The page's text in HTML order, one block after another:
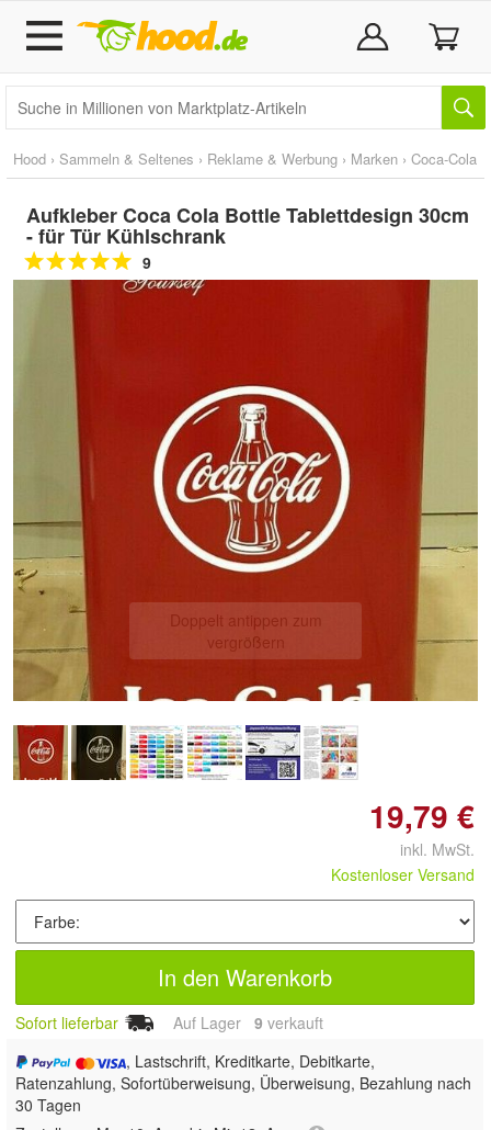
Hood › Sammeln & Seltenes › Reklame & Werbung › Marken › Coca-Cola
Aufkleber Coca Cola Bottle Tablettdesign 30cm
- für Tür Kühlschrank
9
Doppelt antippen zum
vergrößern
19,79 €
inkl. MwSt.
Kostenloser Versand
In den Warenkorb
Sofort lieferbar Auf Lager 9 verkauft
, Lastschrift, Kreditkarte, Debitkarte,
Ratenzahlung, Sofortüberweisung, Überweisung, Bezahlung nach
30 Tagen